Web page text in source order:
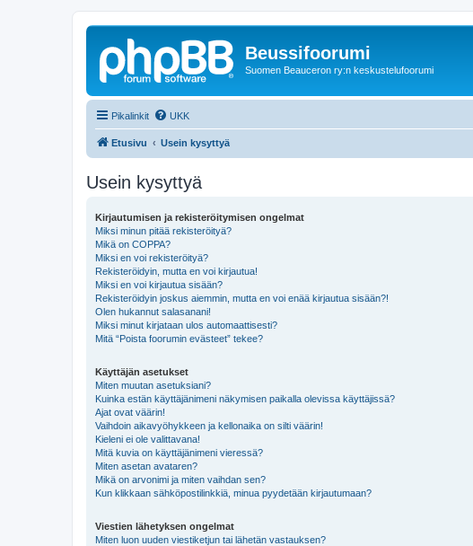
Beussifoorumi
Suomen Beauceron ry:n keskustelufoorumi
Pikalinkit UKK
Etusivu Usein kysyttyä
Usein kysyttyä
Kirjautumisen ja rekisteröitymisen ongelmat
Miksi minun pitää rekisteröityä?
Mikä on COPPA?
Miksi en voi rekisteröityä?
Rekisteröidyin, mutta en voi kirjautua!
Miksi en voi kirjautua sisään?
Rekisteröidyin joskus aiemmin, mutta en voi enää kirjautua sisään?!
Olen hukannut salasanani!
Miksi minut kirjataan ulos automaattisesti?
Mitä “Poista foorumin evästeet” tekee?
Käyttäjän asetukset
Miten muutan asetuksiani?
Kuinka estän käyttäjänimeni näkymisen paikalla olevissa käyttäjissä?
Ajat ovat väärin!
Vaihdoin aikavyöhykkeen ja kellonaika on silti väärin!
Kieleni ei ole valittavana!
Mitä kuvia on käyttäjänimeni vieressä?
Miten asetan avataren?
Mikä on arvonimi ja miten vaihdan sen?
Kun klikkaan sähköpostilinkkiä, minua pyydetään kirjautumaan?
Viestien lähetyksen ongelmat
Miten luon uuden viestiketjun tai lähetän vastauksen?